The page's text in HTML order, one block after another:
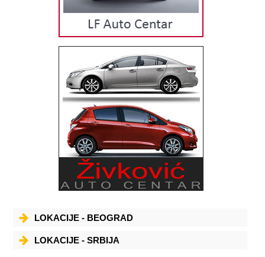
LOKACIJE - BEOGRAD
LOKACIJE - SRBIJA